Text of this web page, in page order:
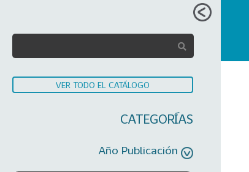
VER TODO EL CATÁLOGO
CATEGORÍAS
Año Publicación